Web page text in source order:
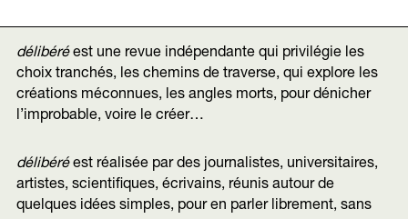
délibéréest une revue indépendante qui privilégie les
choix tranchés, les chemins de traverse, qui explore les
créations méconnues, les angles morts, pour dénicher
l’improbable, voire le créer…
délibéréest réalisée par des journalistes, universitaires,
artistes, scientifiques, écrivains, réunis autour de
quelques idées simples, pour en parler librement, sans